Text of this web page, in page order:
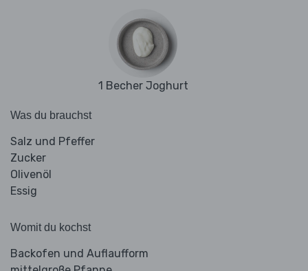
1 Becher Joghurt
Was du brauchst
Salz und Pfeffer
Zucker
Olivenöl
Essig
Womit du kochst
Backofen und Auflaufform